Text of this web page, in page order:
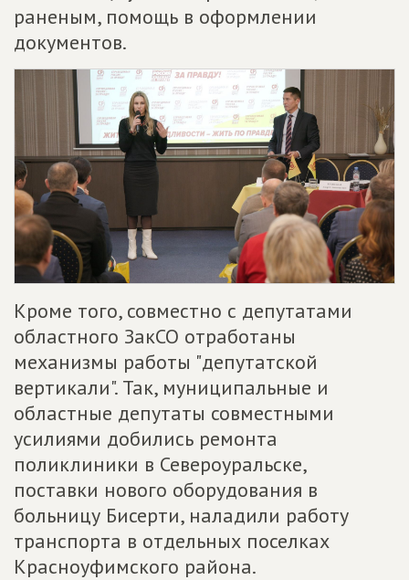
раненым, помощь в оформлении
документов.
Кроме того, совместно с депутатами
областного ЗакСО отработаны
механизмы работы "депутатской
вертикали". Так, муниципальные и
областные депутаты совместными
усилиями добились ремонта
поликлиники в Североуральске,
поставки нового оборудования в
больницу Бисерти, наладили работу
транспорта в отдельных поселках
Красноуфимского района.